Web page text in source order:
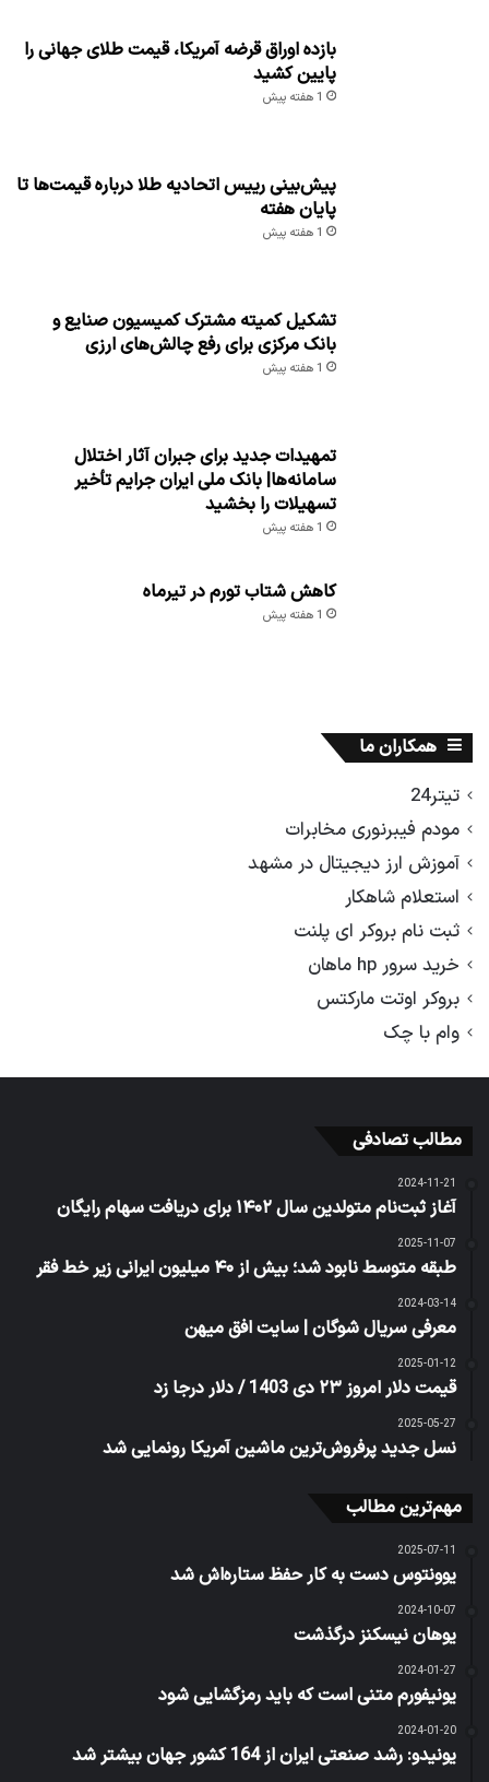
بازده اوراق قرضه آمریکا، قیمت طلای جهانی را
پایین کشید
1 هفته پیش
پیش‌بینی رییس اتحادیه طلا درباره قیمت‌ها تا
پایان هفته
1 هفته پیش
تشکیل کمیته مشترک کمیسیون صنایع و
بانک مرکزی برای رفع چالش‌های ارزی
1 هفته پیش
تمهیدات جدید برای جبران آثار اختلال
سامانه‌ها| بانک ملی ایران جرایم تأخیر
تسهیلات را بخشید
1 هفته پیش
کاهش شتاب تورم در تیرماه
1 هفته پیش
همکاران ما
تیتر24
مودم فیبرنوری مخابرات
آموزش ارز دیجیتال در مشهد
استعلام شاهکار
ثبت نام بروکر ای پلنت
خرید سرور hp ماهان
بروکر اوتت مارکتس
وام با چک
مطالب تصادفی
2024-11-21
آغاز ثبت‌نام متولدین سال ۱۴۰۲ برای دریافت سهام رایگان
2025-11-07
طبقه متوسط نابود شد؛ بیش از ۴۰ میلیون ایرانی زیر خط فقر
2024-03-14
معرفی سریال شوگان | سایت افق میهن
2025-01-12
قیمت دلار امروز ۲۳ دی 1403 / دلار درجا زد
2025-05-27
نسل جدید پرفروش‌ترین ماشین آمریکا رونمایی شد
مهم‌ترین مطالب
2025-07-11
یوونتوس دست به کار حفظ ستاره‌اش شد
2024-10-07
یوهان نیسکنز درگذشت
2024-01-27
یونیفورم متنی است که باید رمزگشایی شود
2024-01-20
یونیدو: رشد صنعتی ایران از 164 کشور جهان بیشتر شد